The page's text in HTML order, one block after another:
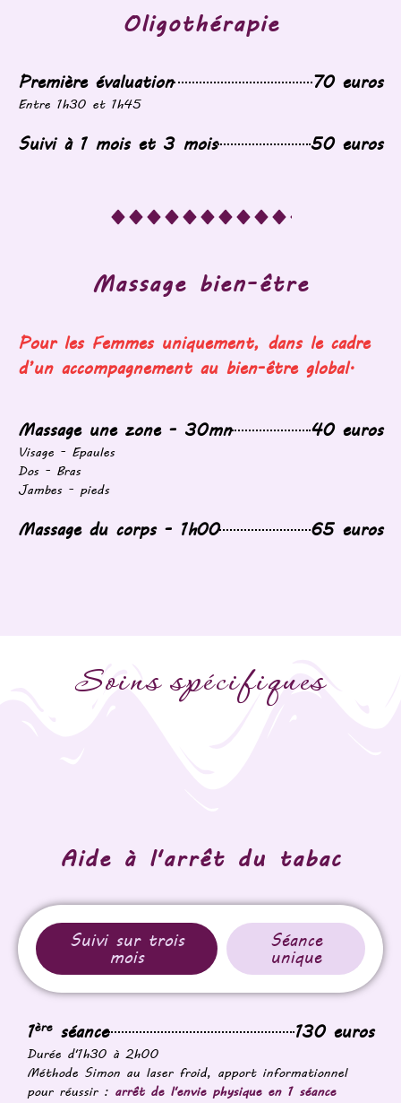
Oligothérapie
Première évaluation 70 euros
Entre 1h30 et 1h45
Suivi à 1 mois et 3 mois 50 euros
Massage bien-être
Pour les Femmes uniquement, dans le cadre
d’un accompagnement au bien-être global.
Massage une zone - 30mn 40 euros
Visage - Epaules
Dos - Bras
Jambes - pieds
Massage du corps - 1h00 65 euros
Soins spécifiques
Aide à l'arrêt du tabac
Suivi sur trois
mois
Séance
unique
1èreséance 130 euros
Durée d'1h30 à 2h00
Méthode Simon au laser froid, apport informationnel
pour réussir : arrêt de l'envie physique en 1 séance